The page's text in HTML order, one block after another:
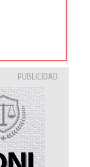
PUBLICIDAD